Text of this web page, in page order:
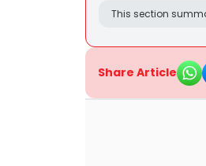
This section
Share Article